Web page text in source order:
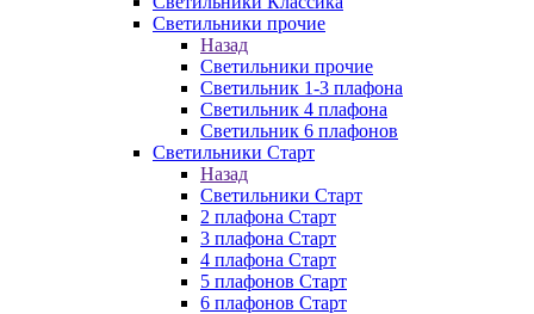
Светильники прочие
Назад
Светильники прочие
Светильник 1-3 плафона
Светильник 4 плафона
Светильник 6 плафонов
Светильники Старт
Назад
Светильники Старт
2 плафона Старт
3 плафона Старт
4 плафона Старт
5 плафонов Старт
6 плафонов Старт